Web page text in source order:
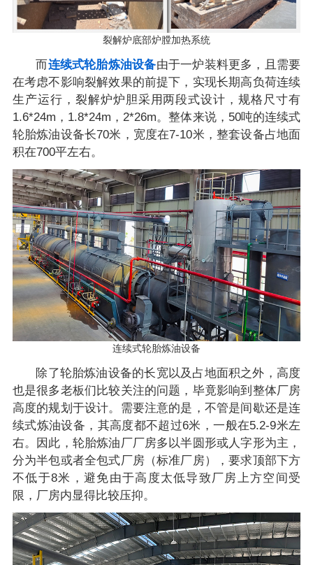
裂解炉底部炉膛加热系统
而连续式轮胎炼油设备由于一炉装料更多，且需要
在考虑不影响裂解效果的前提下，实现长期高负荷连续
生产运行，裂解炉炉胆采用两段式设计，规格尺寸有
1.6*24m，1.8*24m，2*26m。整体来说，50吨的连续式
轮胎炼油设备长70米，宽度在7-10米，整套设备占地面
积在700平左右。
连续式轮胎炼油设备
除了轮胎炼油设备的长宽以及占地面积之外，高度
也是很多老板们比较关注的问题，毕竟影响到整体厂房
高度的规划于设计。需要注意的是，不管是间歇还是连
续式炼油设备，其高度都不超过6米，一般在5.2-9米左
右。因此，轮胎炼油厂厂房多以半圆形或人字形为主，
分为半包或者全包式厂房（标准厂房），要求顶部下方
不低于8米，避免由于高度太低导致厂房上方空间受
限，厂房内显得比较压抑。